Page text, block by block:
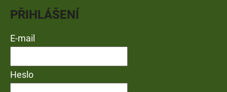
PŘIHLÁŠENÍ
E-mail
Heslo